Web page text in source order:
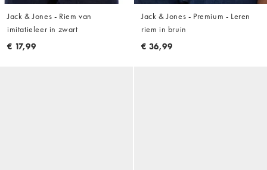
Jack & Jones - Riem van
imitatieleer in zwart
€ 17,99
Jack & Jones - Premium - Leren
riem in bruin
€ 36,99